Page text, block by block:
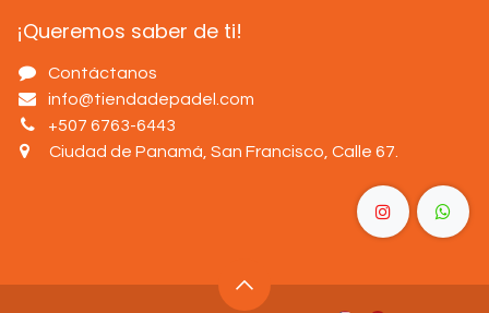
¡Queremos saber de ti!
Contáctanos
info@tiendadepadel.com
+507 6763-6443
Ciudad de Panamá, San Francisco, Calle 67